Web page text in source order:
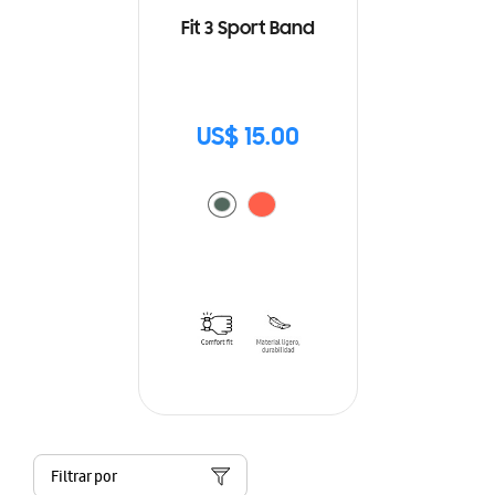
Fit 3 Sport Band
US$ 15.00
Filtrar por